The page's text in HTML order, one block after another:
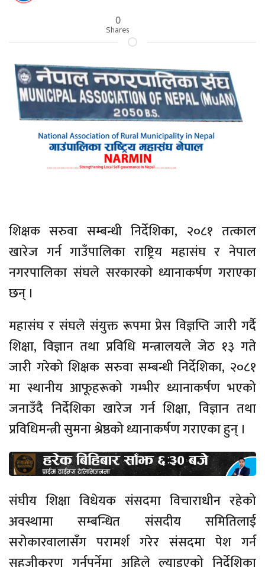
0
Shares
शिक्षक सरुवा सम्बन्धी निर्देशिका, २०८१ तत्काल
खारेज गर्न गाउँपालिका राष्ट्रिय महासंघ र नेपाल
नगरपालिका संघले सरकारको ध्यानाकर्षण गराएका
छन् ।
महासंघ र संघले संयुक्त रूपमा प्रेस विज्ञप्ति जारी गर्दै
शिक्षा, विज्ञान तथा प्रविधि मन्त्रालयले जेठ १३ गते
जारी गरेको शिक्षक सरुवा सम्बन्धी निर्देशिका, २०८१
मा स्थानीय आफूहरूको गम्भीर ध्यानाकर्षण भएको
जनाउँदै निर्देशिका खारेज गर्न शिक्षा, विज्ञान तथा
प्रविधिमन्त्री सुमना श्रेष्ठको ध्यानाकर्षण गराएका हुन् ।
संघीय शिक्षा विधेयक संसदमा विचाराधीन रहेको
अवस्थामा सम्बन्धित संसदीय समितिलाई
सरोकारवालासँग परामर्श गरेर संसदमा पेश गर्न